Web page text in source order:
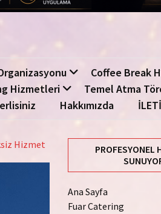
Coffee Break
Hizmetleri
Temel Atma
Hakkımızda
Hizmet
PROFESYONEL
Ana Sayfa
Fuar Catering